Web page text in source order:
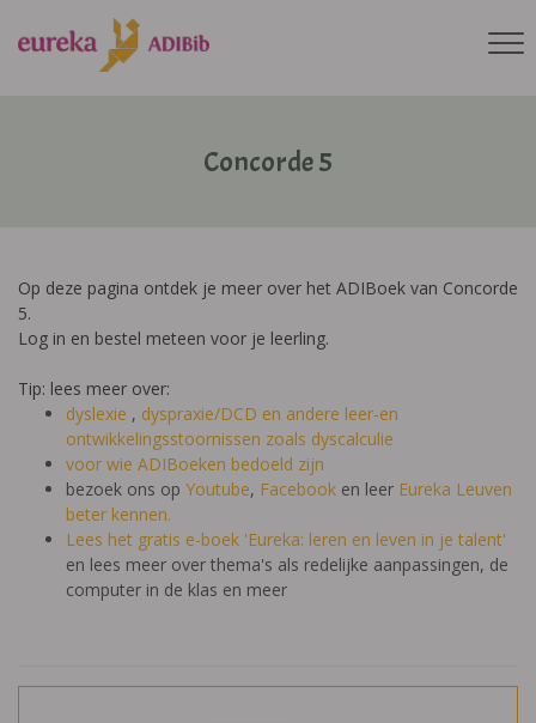
Concorde 5
Op deze pagina ontdek je meer over het ADIBoek van Concorde
5.
Log in en bestel meteen voor je leerling.
Tip: lees meer over:
dyslexie , dyspraxie/DCD en andere leer-en
ontwikkelingsstoornissen zoals dyscalculie
voor wie ADIBoeken bedoeld zijn
bezoek ons op Youtube, Facebook en leer Eureka Leuven
beter kennen.
Lees het gratis e-boek 'Eureka: leren en leven in je talent'
en lees meer over thema's als redelijke aanpassingen, de
computer in de klas en meer